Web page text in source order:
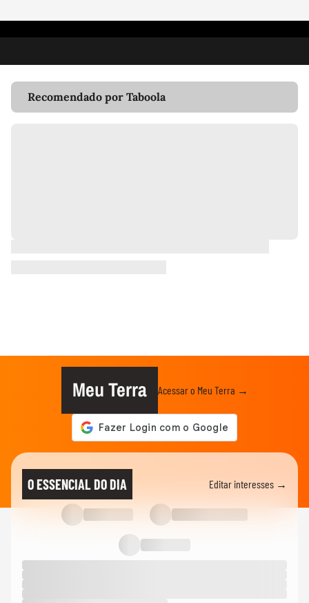
Recomendado por Taboola
Meu Terra Acessar o Meu Terra →
O ESSENCIAL DO DIA Editar interesses →